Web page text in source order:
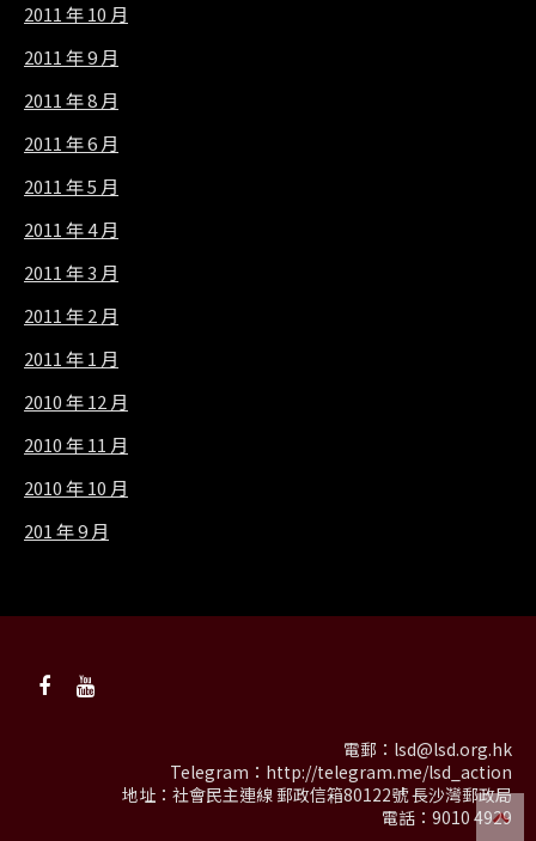
2011 年 10 月
2011 年 9 月
2011 年 8 月
2011 年 6 月
2011 年 5 月
2011 年 4 月
2011 年 3 月
2011 年 2 月
2011 年 1 月
2010 年 12 月
2010 年 11 月
2010 年 10 月
201 年 9 月
電郵： lsd@lsd.org.hk
Telegram： http://telegram.me/lsd_action
地址：社會民主連線 郵政信箱80122號 長沙灣郵政局
電話：9010 4929